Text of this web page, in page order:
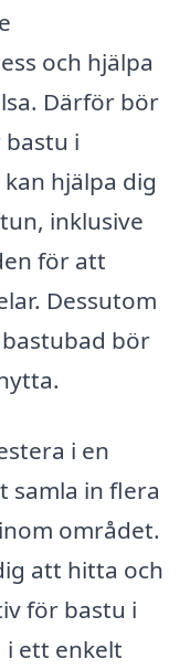
och hjälpa
Därför bör
i
kan hjälpa dig
inklusive
för att
Dessutom
bör
i en
samla in flera
området.
att hitta och
för bastu i
i ett enkelt